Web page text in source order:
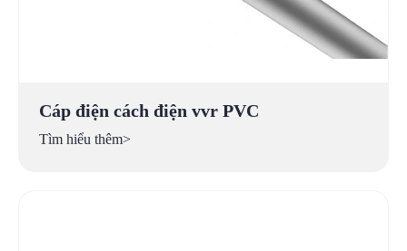
Cáp điện cách điện vvr PVC
Tìm hiểu thêm>